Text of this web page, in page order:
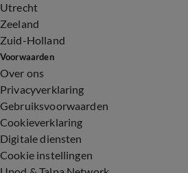
Utrecht
Zeeland
Zuid-Holland
Voorwaarden
Over ons
Privacyverklaring
Gebruiksvoorwaarden
Cookieverklaring
Digitale diensten
Cookie instellingen